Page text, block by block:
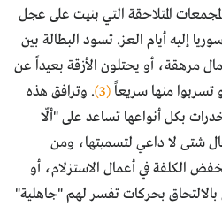
المتلاحقة التي بنيت على عجل
إليه أيام العز. تسود البطالة بين
مرهقة، أو يحتلون الأزقة بعيداً عن
تسربوا منها سريعاً (3)
. وترافق هذه
بكل أنواعها تساعد على "ألّا
شتى لا داعي لتسميتها، ومن
الكلفة في أعمال الاستزلام، أو
بحركات تفسر لهم "جاهلية"